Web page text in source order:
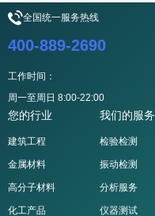
全国统一服务热线
400-889-2690
工作时间：
周一至周日 8:00-22:00
您的行业
建筑工程
金属材料
高分子材料
化工产品
我们的服务
检验检测
振动检测
分析服务
仪器测试